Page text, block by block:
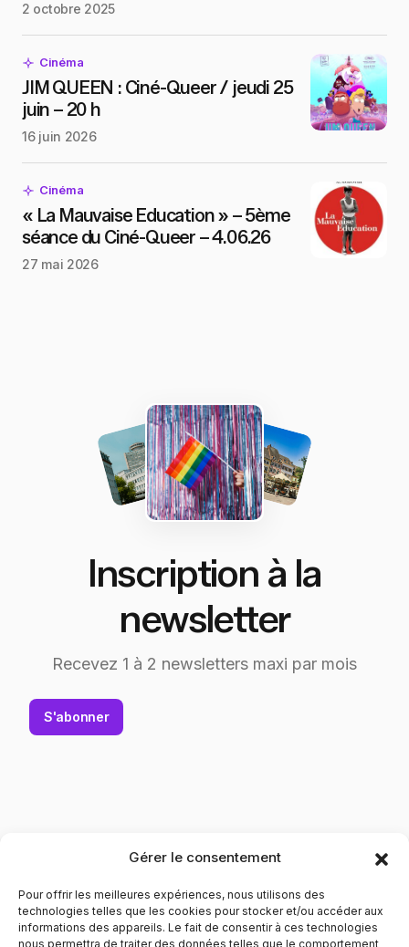
Gérer le consentement
Pour offrir les meilleures expériences, nous utilisons des
technologies telles que les cookies pour stocker et/ou accéder aux
informations des appareils. Le fait de consentir à ces technologies
nous permettra de traiter des données telles que le comportement
2 octobre 2025
Cinéma
JIM QUEEN : Ciné-Queer / jeudi 25
juin – 20 h
16 juin 2026
Cinéma
« La Mauvaise Education » – 5ème
séance du Ciné-Queer – 4.06.26
27 mai 2026
Inscription à la
newsletter
Recevez 1 à 2 newsletters maxi par mois
S'abonner